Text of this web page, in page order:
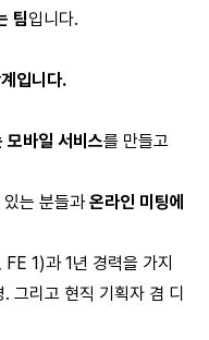
팀입니다.
입니다.
모바일 서비스를 만들고
는 분들과온라인 미팅에
1)과 1년 경력을 가지
그리고 현직 기획자 겸 디